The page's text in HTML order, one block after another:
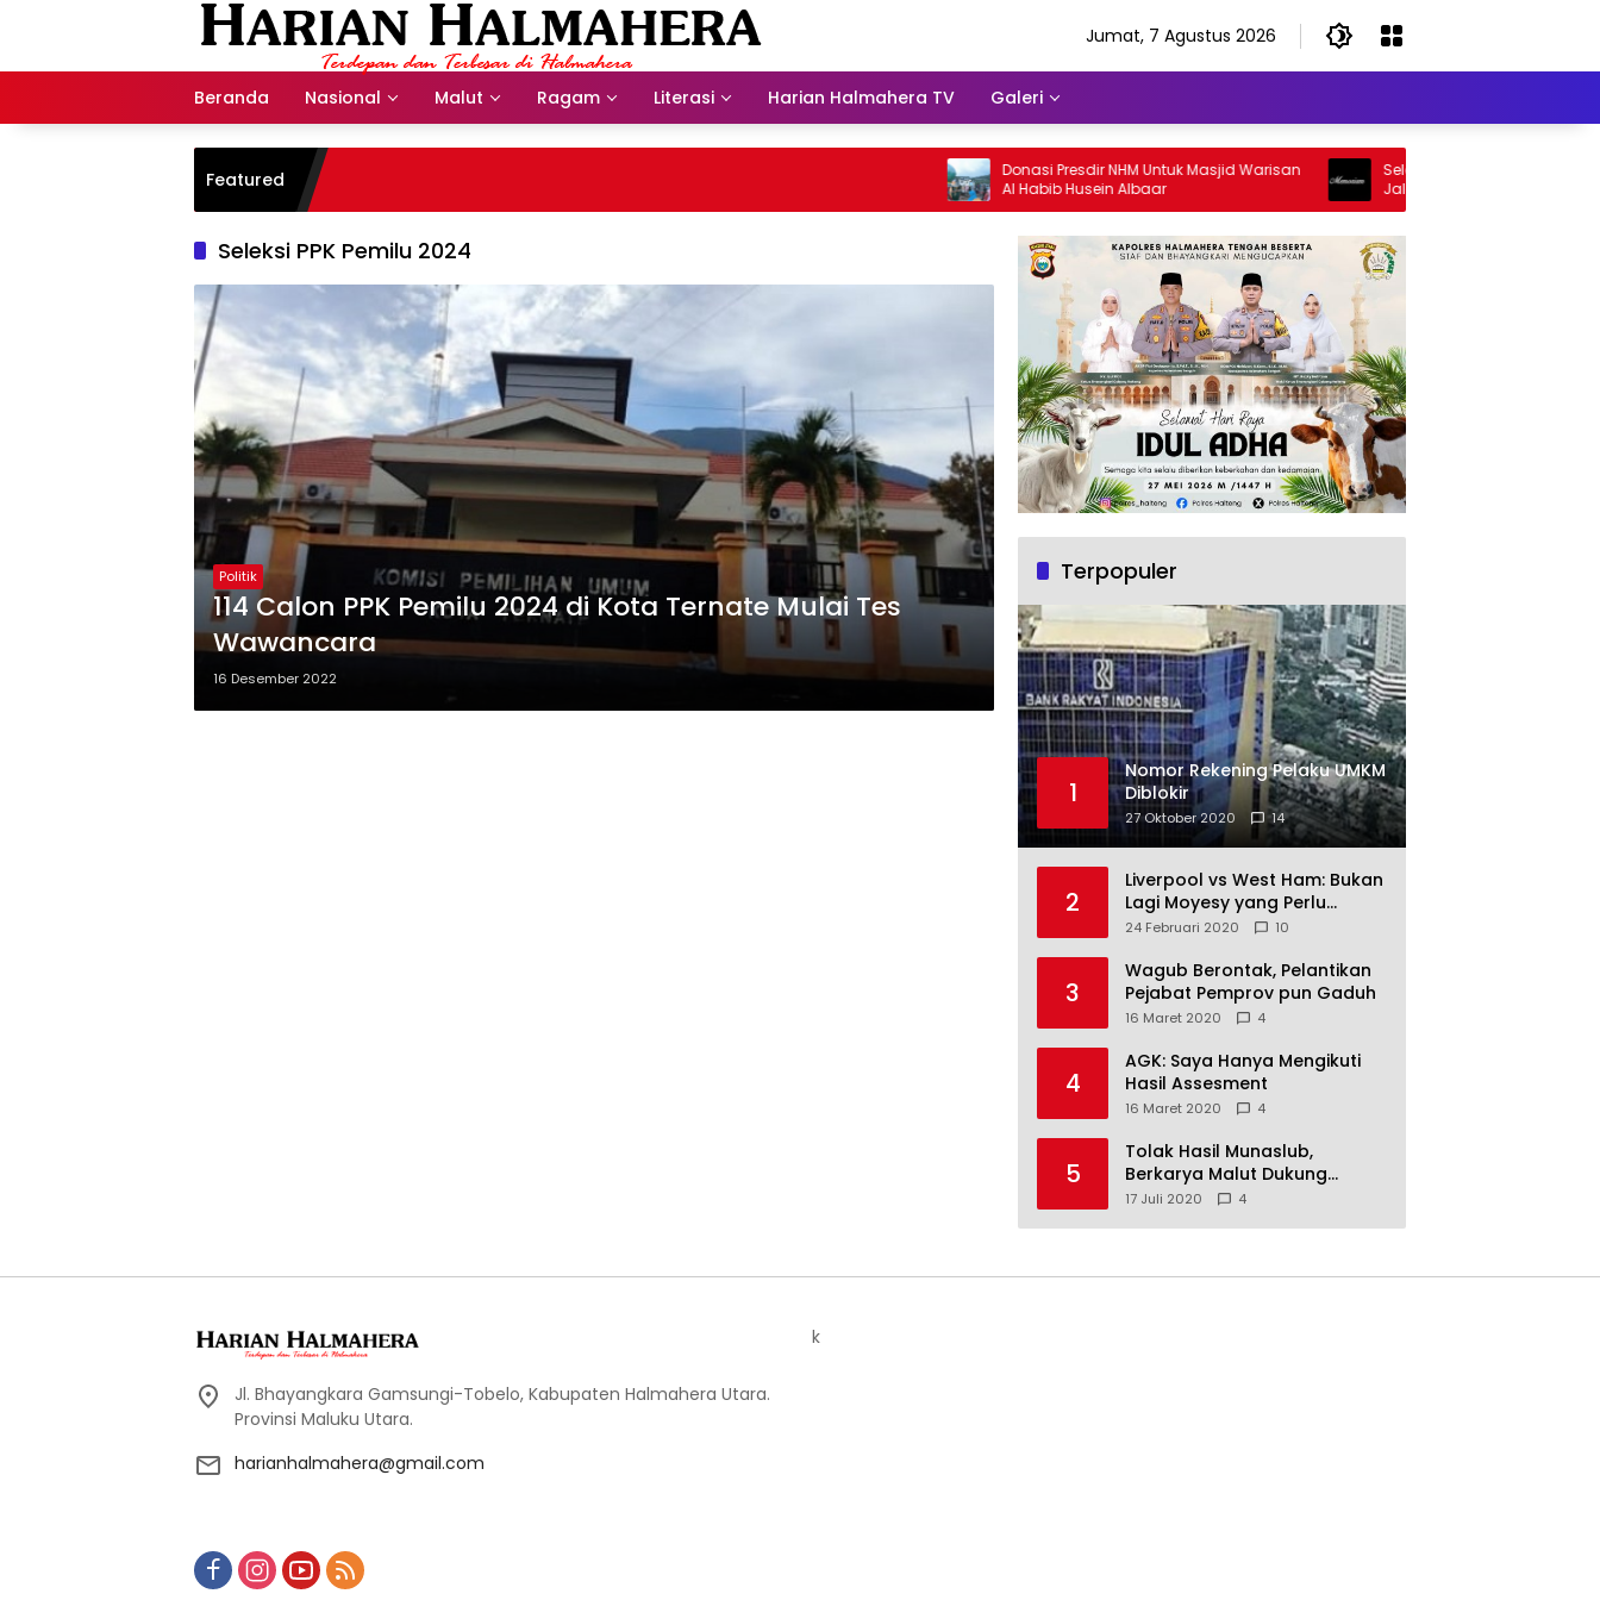
Jumat, 7 Agustus 2026
Beranda Nasional Malut Ragam Literasi Harian Halmahera TV Galeri
Featured
Donasi Presdir NHM Untuk Masjid Warisan
Al Habib Husein Albaar
Selamat Jalan Sang Inspirator,
Jalan Abangku Yuslam Idris
Seleksi PPK Pemilu 2024
Politik
114 Calon PPK Pemilu 2024 di Kota Ternate Mulai Tes
Wawancara
16 Desember 2022
Terpopuler
1
Nomor Rekening Pelaku UMKM
Diblokir
27 Oktober 2020 14
2
Liverpool vs West Ham: Bukan
Lagi Moyesy yang Perlu
Ditakuti
24 Februari 2020 10
3
Wagub Berontak, Pelantikan
Pejabat Pemprov pun Gaduh
16 Maret 2020 4
4
AGK: Saya Hanya Mengikuti
Hasil Assesment
16 Maret 2020 4
5
Tolak Hasil Munaslub,
Berkarya Malut Dukung
Tommy Soeharto
17 Juli 2020 4
Jl. Bhayangkara Gamsungi-Tobelo, Kabupaten Halmahera Utara.
Provinsi Maluku Utara.
harianhalmahera@gmail.com
k